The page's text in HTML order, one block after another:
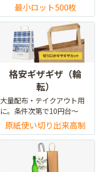
最小ロット500枚
格安ギザギザ（輪
転）
大量配布・テイクアウト用
に。条件次第で10円台～
原紙使い切り出来高制